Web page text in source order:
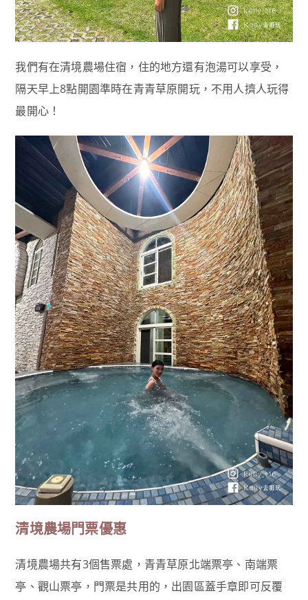
我們有在清境農場住宿，住的地方還有泡湯可以享受，
隔天早上8點開園準時在青青草原開玩，不用人擠人玩得
最開心！
清境農場門票優惠
清境農場共有3個售票處，青青草原北端票亭、南端票
亭、觀山票亭，門票是共用的，出園區蓋手章即可反覆